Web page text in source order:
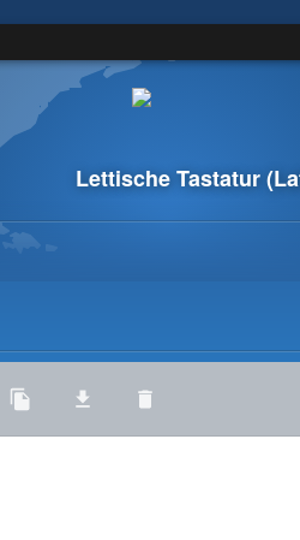
Lettische Tastatur